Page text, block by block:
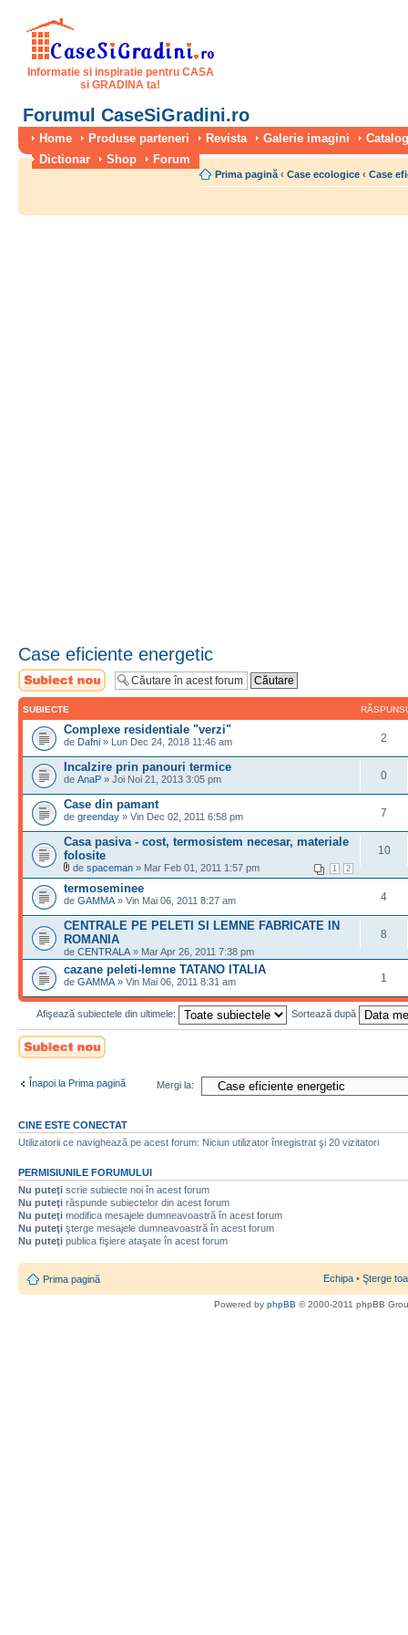
Informatie si inspiratie pentru CASA
si GRADINA ta!
Forumul CaseSiGradini.ro
Home Produse parteneri Revista Galerie imagini
Dictionar
Shop Forum
Prima pagină ‹ Case ecologice ‹ Case
Case eficiente energetic
Scrie un subiect
nou
SUBIECTE
Complexe residentiale "verzi"
de Dafni » Lun Dec 24, 2018 11:46 am 2
Incalzire prin panouri termice
de AnaP » Joi Noi 21, 2013 3:05 pm 0
Case din pamant
de greenday » Vin Dec 02, 2011 6:58 pm 7
Casa pasiva - cost, termosistem necesar, materiale
folosite
1 2
de spaceman » Mar Feb 01, 2011 1:57 pm
10
termoseminee
de GAMMA » Vin Mai 06, 2011 8:27 am 4
CENTRALE PE PELETI SI LEMNE FABRICATE IN
ROMANIA
de CENTRALA » Mar Apr 26, 2011 7:38 pm
8
cazane peleti-lemne TATANO ITALIA
de GAMMA » Vin Mai 06, 2011 8:31 am 1
Afişează subiectele din ultimele: Sortează după
Scrie un subiect
nou
Înapoi la Prima pagină Mergi la:
CINE ESTE CONECTAT
Utilizatorii ce navighează pe acest forum: Niciun utilizator înregistrat şi 20 vizitatori
PERMISIUNILE FORUMULUI
Nu puteţi scrie subiecte noi în acest forum
Nu puteţi răspunde subiectelor din acest forum
Nu puteţi modifica mesajele dumneavoastră în acest forum
Nu puteţi şterge mesajele dumneavoastră în acest forum
Nu puteţi publica fişiere ataşate în acest forum
Prima pagină Echipa • Şterge
Powered by phpBB © 2000-2011 phpBB